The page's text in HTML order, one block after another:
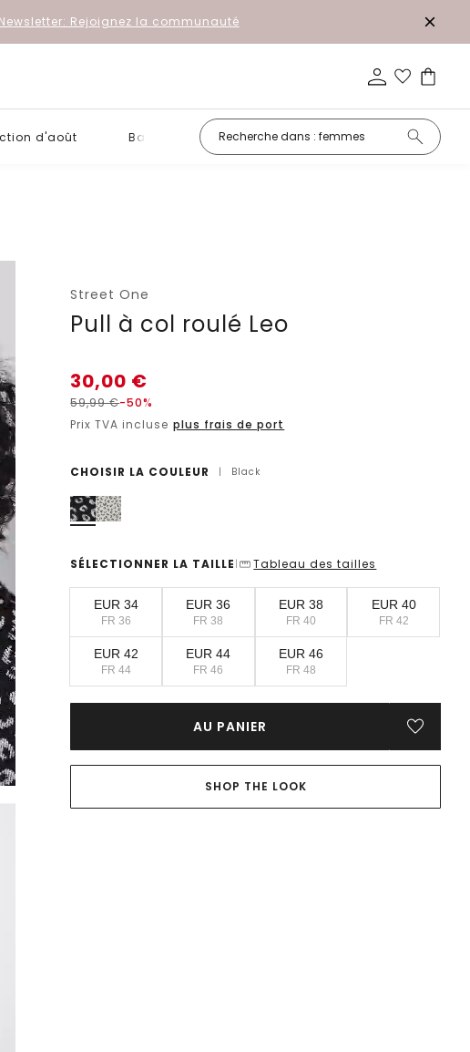
Newsletter: Rejoignez la communauté
d'août Basiques Petits prix
Street One
Pull à col roulé Leo
30,00 €
59,99€-50%
Prix TVA incluse plus frais de port
CHOISIR LA COULEUR | Black
SÉLECTIONNER LA TAILLE | Tableau des tailles
EUR 34
FR 36
EUR 36
FR 38
EUR 38
FR 40
EUR 40
FR 42
EUR 42
FR 44
EUR 44
FR 46
EUR 46
FR 48
AU PANIER
SHOP THE LOOK